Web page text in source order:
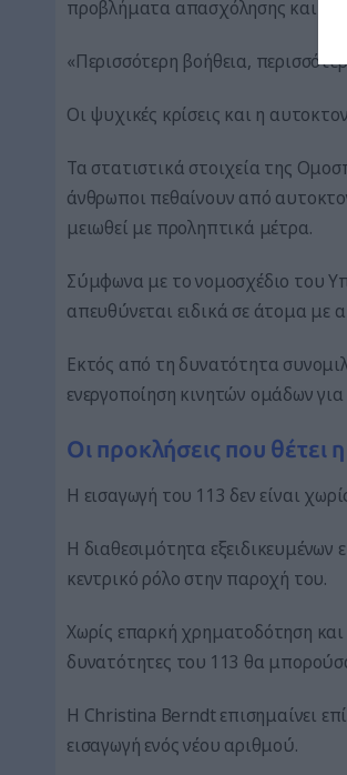
προβλήματα απασχόλησης και
«Περισσότερη βοήθεια,
Οι ψυχικές κρίσεις και η
Τα στατιστικά στοιχεία της
άνθρωποι πεθαίνουν από
μειωθεί με προληπτικά μέτρα.
Σύμφωνα με το νομοσχέδιο του
απευθύνεται ειδικά σε άτομα με
Εκτός από τη δυνατότητα
ενεργοποίηση κινητών ομάδων
Οι προκλήσεις που θέτει
Η εισαγωγή του 113 δεν είναι
Η διαθεσιμότητα εξειδικευμένων
κεντρικό ρόλο στην παροχή του.
Χωρίς επαρκή χρηματοδότηση και
δυνατότητες του 113 θα
Η Christina Berndt επισημαίνει
εισαγωγή ενός νέου αριθμού.